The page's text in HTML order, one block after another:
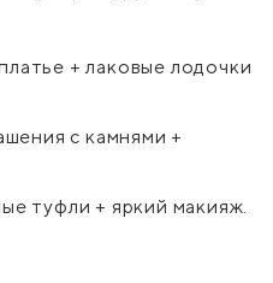
+ лаковые лодочки
с камнями +
туфли + яркий макияж.